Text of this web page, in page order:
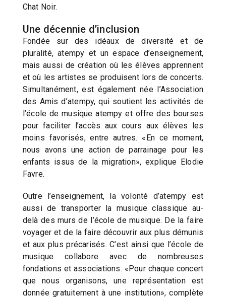
Chat Noir.
Une décennie d’inclusion
Fondée sur des idéaux de diversité et de
pluralité, atempy et un espace d’enseignement,
mais aussi de création où les élèves apprennent
et où les artistes se produisent lors de concerts.
Simultanément, est également née l’Association
des Amis d’atempy, qui soutient les activités de
l’école de musique atempy et offre des bourses
pour faciliter l’accès aux cours aux élèves les
moins favorisés, entre autres. «En ce moment,
nous avons une action de parrainage pour les
enfants issus de la migration», explique Elodie
Favre.
Outre l’enseignement, la volonté d’atempy est
aussi de transporter la musique classique au-
delà des murs de l’école de musique. De la faire
voyager et de la faire découvrir aux plus démunis
et aux plus précarisés. C’est ainsi que l’école de
musique collabore avec de nombreuses
fondations et associations. «Pour chaque concert
que nous organisons, une représentation est
donnée gratuitement à une institution», complète